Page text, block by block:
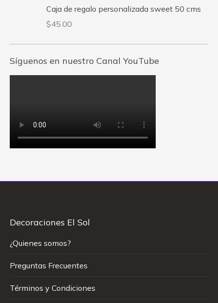
Caja de regalo personalizada sweet 50 cms
$45.00
Síguenos en nuestro Canal YouTube
Decoraciones El Sol
¿Quienes somos?
Preguntas Frecuentes
Términos y Condiciones